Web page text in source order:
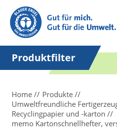
Suchbegriff in
Anführungszeichen
setzen.
Produktfilter
Home
Produkte
Umweltfreundliche
Recyclingpapier und -karton
memo Kartonschnellhefter,